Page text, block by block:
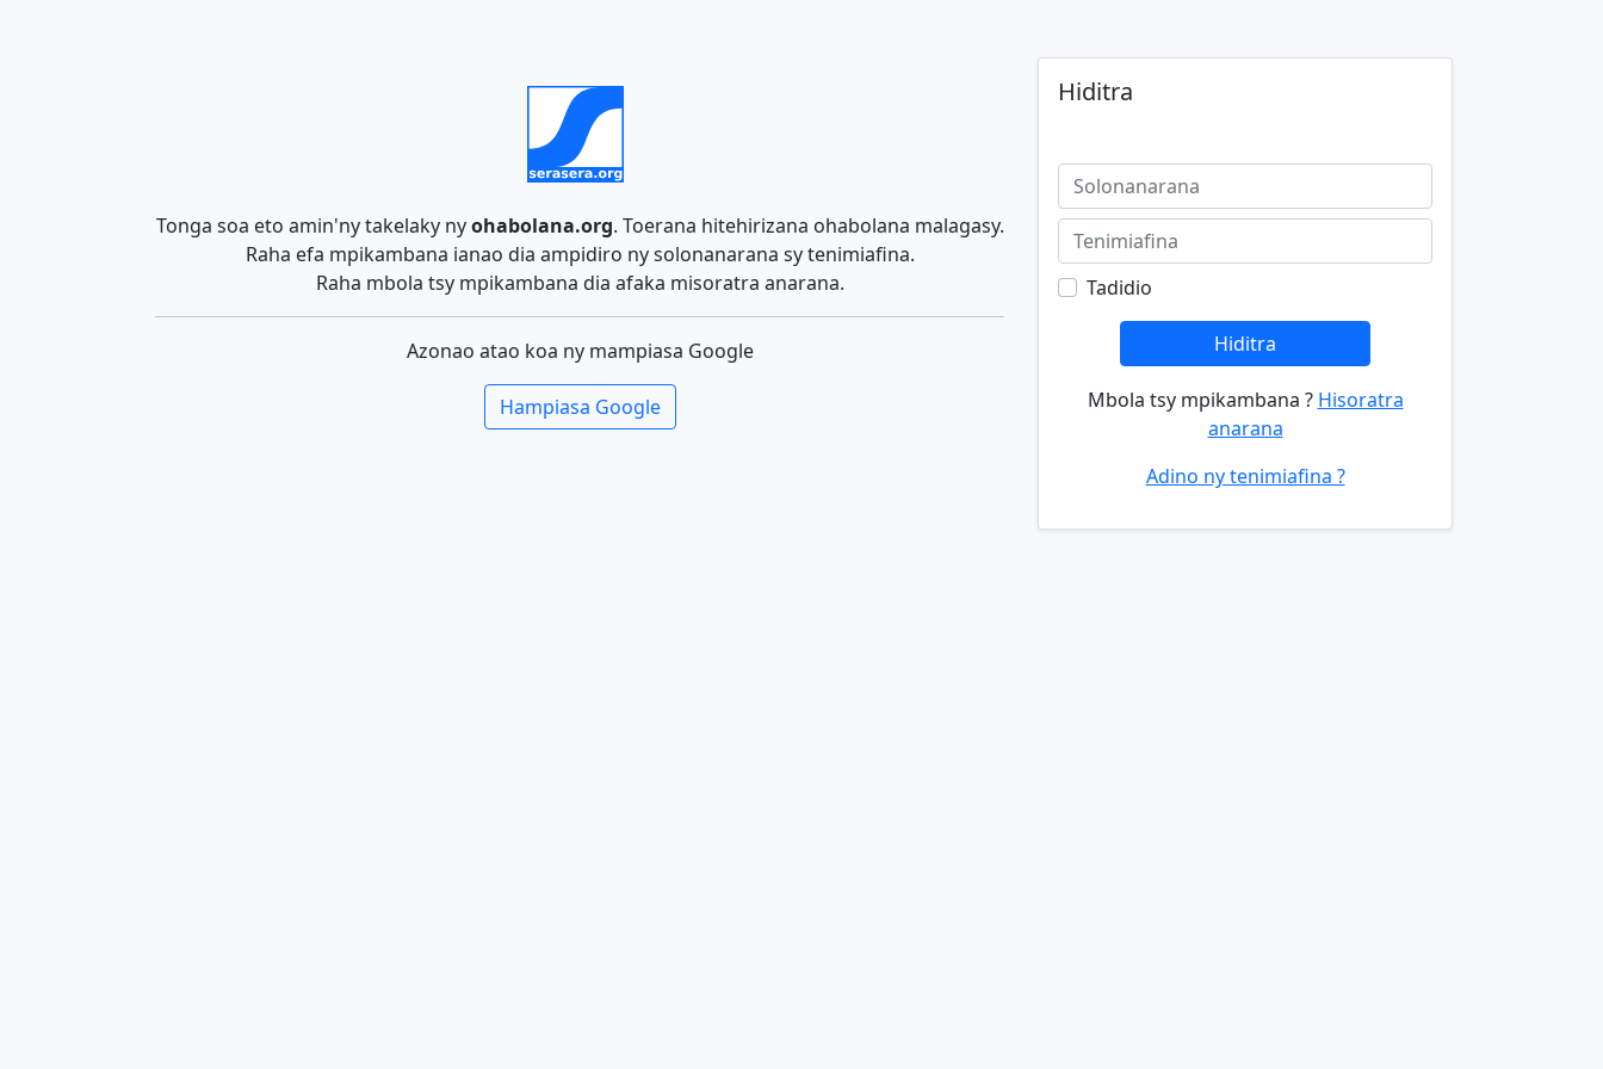
Tonga soa eto amin'ny takelaky nyohabolana.org. Toerana hitehirizana ohabolana malagasy.
Raha efa mpikambana ianao dia ampidiro ny solonanarana sy tenimiafina.
Raha mbola tsy mpikambana dia afaka misoratra anarana.
Azonao atao koa ny mampiasa Google
Hampiasa Google
Hiditra
Tadidio
Hiditra
Mbola tsy mpikambana ? Hisoratra
anarana
Adino ny tenimiafina ?